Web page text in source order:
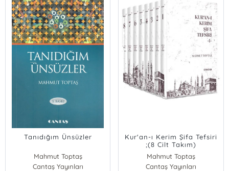
Tanıdığım Ünsüzler
Mahmut Toptaş
Cantaş Yayınları
Kur'an-ı Kerim Şifa Tefsiri
;(8 Cilt Takım)
Mahmut Toptaş
Cantaş Yayınları